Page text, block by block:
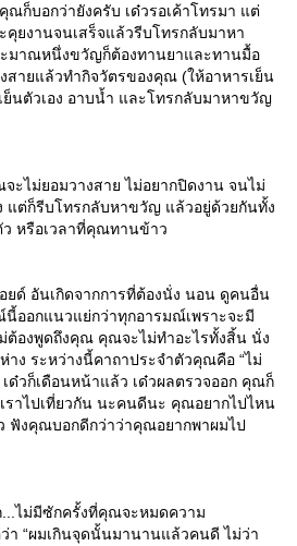
ก็บอกว่ายังครับ เด๋วรอเค้าโทรมา แต่
ยงานจนเสร็จแล้วรีบโทรกลับมาหา
มาณหนึ่งขวัญก็ต้องทานยาและทานมื้อ
ายแล้วทำกิจวัตรของคุณ (ให้อาหารเย็น
ย็นตัวเอง อาบน้ำ และโทรกลับมาหาขวัญ
ไม่ยอมวางสาย ไม่อยากปิดงาน จนไม่
แต่ก็รีบโทรกลับหาขวัญ แล้วอยู่ด้วยกันทั้ง
หรือเวลาที่คุณทานข้าว
ด์ อันเกิดจากการที่ต้องนั่ง นอน ดูคนอื่น
อกแนวแย่กว่าทุกอารมณ์เพราะจะมี
ต้องพูดถึงคุณ คุณจะไม่ทำอะไรทั้งสิ้น นั่ง
าง ระหว่างนี้คาถาประจำตัวคุณคือ “ไม่
ด๋วก็เดือนหน้าแล้ว เด๋วผลตรวจออก คุณก็
ราไปเที่ยวกัน นะคนดีนะ คุณอยากไปไหน
ฟังคุณบอกดีกว่าว่าคุณอยากพาผมไป
ไม่มีซักครั้งที่คุณจะหมดความ
“ผมเกินจุดนั้นมานานแล้วคนดี ไม่ว่า